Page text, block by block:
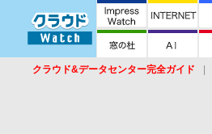
クラウド&データセンター完全ガイド